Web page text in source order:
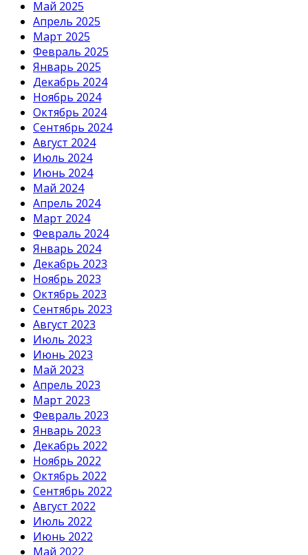
Май 2025
Апрель 2025
Март 2025
Февраль 2025
Январь 2025
Декабрь 2024
Ноябрь 2024
Октябрь 2024
Сентябрь 2024
Август 2024
Июль 2024
Июнь 2024
Май 2024
Апрель 2024
Март 2024
Февраль 2024
Январь 2024
Декабрь 2023
Ноябрь 2023
Октябрь 2023
Сентябрь 2023
Август 2023
Июль 2023
Июнь 2023
Май 2023
Апрель 2023
Март 2023
Февраль 2023
Январь 2023
Декабрь 2022
Ноябрь 2022
Октябрь 2022
Сентябрь 2022
Август 2022
Июль 2022
Июнь 2022
Май 2022